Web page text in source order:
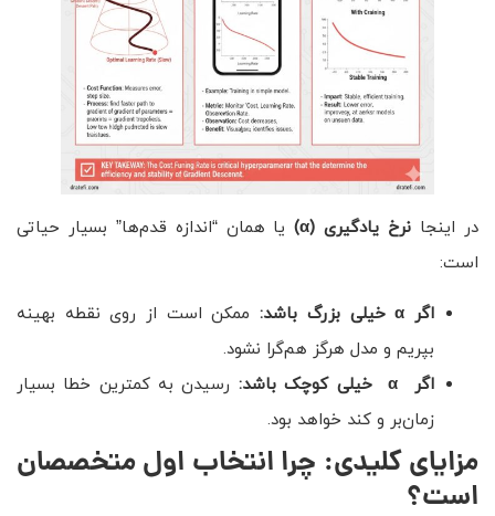
در اینجا نرخ یادگیری(α)
یا همان “اندازه قدم‌ها” بسیار حیاتی
است:
اگر α خیلی بزرگ باشد: ممکن است از روی نقطه بهینه
بپریم و مدل هرگز هم‌گرا نشود.
اگر
α خیلی کوچک باشد: رسیدن به کمترین خطا بسیار
زمان‌بر و کند خواهد بود.
مزایای کلیدی: چرا انتخاب اول متخصصان
است؟